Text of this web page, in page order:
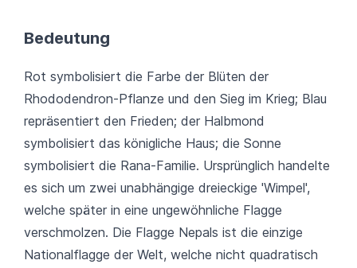
Bedeutung
Rot symbolisiert die Farbe der Blüten der
Rhododendron-Pflanze und den Sieg im Krieg; Blau
repräsentiert den Frieden; der Halbmond
symbolisiert das königliche Haus; die Sonne
symbolisiert die Rana-Familie. Ursprünglich handelte
es sich um zwei unabhängige dreieckige 'Wimpel',
welche später in eine ungewöhnliche Flagge
verschmolzen. Die Flagge Nepals ist die einzige
Nationalflagge der Welt, welche nicht quadratisch